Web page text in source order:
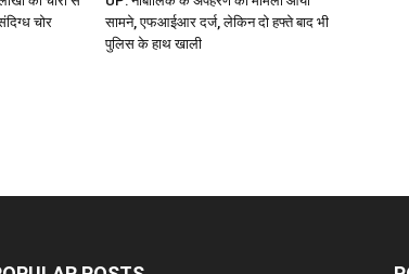
चोर
सामने, एफआईआर दर्ज, लेकिन दो हफ्ते बाद भी
पुलिस के हाथ खाली